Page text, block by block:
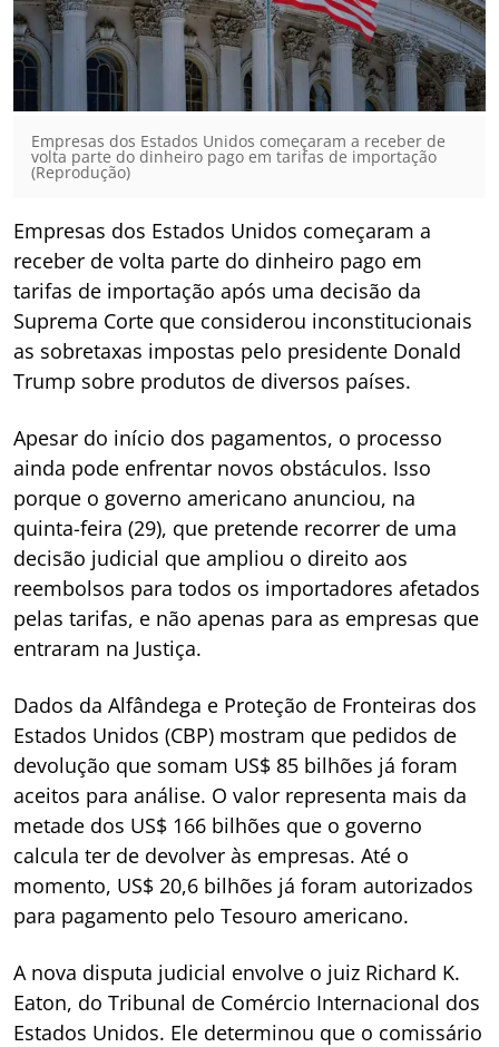
Empresas dos Estados Unidos começaram a receber de
volta parte do dinheiro pago em tarifas de importação
(Reprodução)
Empresas dos Estados Unidos começaram a
receber de volta parte do dinheiro pago em
tarifas de importação após uma decisão da
Suprema Corte que considerou inconstitucionais
as sobretaxas impostas pelo presidente Donald
Trump sobre produtos de diversos países.
Apesar do início dos pagamentos, o processo
ainda pode enfrentar novos obstáculos. Isso
porque o governo americano anunciou, na
quinta-feira (29), que pretende recorrer de uma
decisão judicial que ampliou o direito aos
reembolsos para todos os importadores afetados
pelas tarifas, e não apenas para as empresas que
entraram na Justiça.
Dados da Alfândega e Proteção de Fronteiras dos
Estados Unidos (CBP) mostram que pedidos de
devolução que somam US$ 85 bilhões já foram
aceitos para análise. O valor representa mais da
metade dos US$ 166 bilhões que o governo
calcula ter de devolver às empresas. Até o
momento, US$ 20,6 bilhões já foram autorizados
para pagamento pelo Tesouro americano.
A nova disputa judicial envolve o juiz Richard K.
Eaton, do Tribunal de Comércio Internacional dos
Estados Unidos. Ele determinou que o comissário